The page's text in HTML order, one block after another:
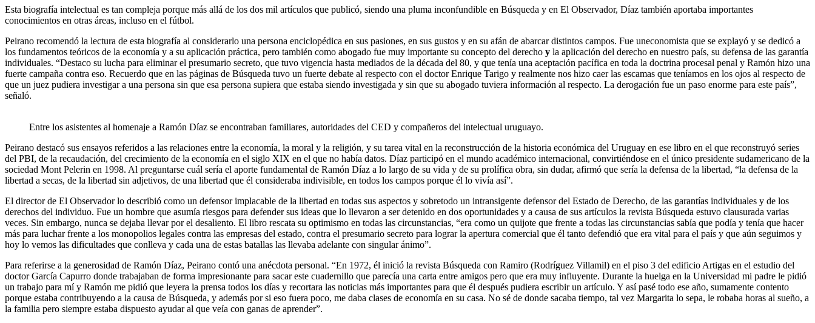
Esta biografía intelectual es tan compleja porque más allá de los dos mil artículos que publicó, siendo una pluma inconfundible en Búsqueda y en El Observador, Díaz también aportaba importantes
conocimientos en otras áreas, incluso en el fútbol.
Peirano recomendó la lectura de esta biografía al considerarlo una persona enciclopédica en sus pasiones, en sus gustos y en su afán de abarcar distintos campos. Fue uneconomista que se explayó y se dedicó a
los fundamentos teóricos de la economía y a su aplicación práctica, pero también como abogado fue muy importante su concepto del derecho y la aplicación del derecho en nuestro país, su defensa de las garantía
individuales. “Destaco su lucha para eliminar el presumario secreto, que tuvo vigencia hasta mediados de la década del 80, y que tenía una aceptación pacífica en toda la doctrina procesal penal y Ramón hizo una
fuerte campaña contra eso. Recuerdo que en las páginas de Búsqueda tuvo un fuerte debate al respecto con el doctor Enrique Tarigo y realmente nos hizo caer las escamas que teníamos en los ojos al respecto de
que un juez pudiera investigar a una persona sin que esa persona supiera que estaba siendo investigada y sin que su abogado tuviera información al respecto. La derogación fue un paso enorme para este país”,
señaló.
Entre los asistentes al homenaje a Ramón Díaz se encontraban familiares, autoridades del CED y compañeros del intelectual uruguayo.
Peirano destacó sus ensayos referidos a las relaciones entre la economía, la moral y la religión, y su tarea vital en la reconstrucción de la historia económica del Uruguay en ese libro en el que reconstruyó series
del PBI, de la recaudación, del crecimiento de la economía en el siglo XIX en el que no había datos. Díaz participó en el mundo académico internacional, convirtiéndose en el único presidente sudamericano de la
sociedad Mont Pelerin en 1998. Al preguntarse cuál sería el aporte fundamental de Ramón Díaz a lo largo de su vida y de su prolífica obra, sin dudar, afirmó que sería la defensa de la libertad, “la defensa de la
libertad a secas, de la libertad sin adjetivos, de una libertad que él consideraba indivisible, en todos los campos porque él lo vivía así”.
El director de El Observador lo describió como un defensor implacable de la libertad en todas sus aspectos y sobretodo un intransigente defensor del Estado de Derecho, de las garantías individuales y de los
derechos del individuo. Fue un hombre que asumía riesgos para defender sus ideas que lo llevaron a ser detenido en dos oportunidades y a causa de sus artículos la revista Búsqueda estuvo clausurada varias
veces. Sin embargo, nunca se dejaba llevar por el desaliento. El libro rescata su optimismo en todas las circunstancias, “era como un quijote que frente a todas las circunstancias sabía que podía y tenía que hacer
más para luchar frente a los monopolios legales contra las empresas del estado, contra el presumario secreto para lograr la apertura comercial que él tanto defendió que era vital para el país y que aún seguimos y
hoy lo vemos las dificultades que conlleva y cada una de estas batallas las llevaba adelante con singular ánimo”.
Para referirse a la generosidad de Ramón Díaz, Peirano contó una anécdota personal. “En 1972, él inició la revista Búsqueda con Ramiro (Rodríguez Villamil) en el piso 3 del edificio Artigas en el estudio del
doctor García Capurro donde trabajaban de forma impresionante para sacar este cuadernillo que parecía una carta entre amigos pero que era muy influyente. Durante la huelga en la Universidad mi padre le pidió
un trabajo para mí y Ramón me pidió que leyera la prensa todos los días y recortara las noticias más importantes para que él después pudiera escribir un artículo. Y así pasé todo ese año, sumamente contento
porque estaba contribuyendo a la causa de Búsqueda, y además por si eso fuera poco, me daba clases de economía en su casa. No sé de donde sacaba tiempo, tal vez Margarita lo sepa, le robaba horas al sueño, a
la familia pero siempre estaba dispuesto ayudar al que veía con ganas de aprender”.